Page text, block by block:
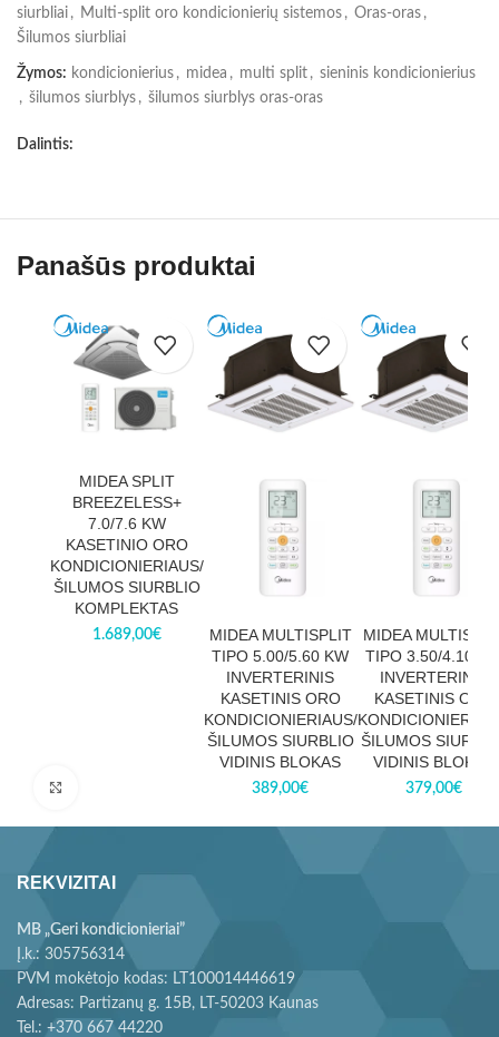
Paspauskite, kad padidintumėte
siurbliai , Multi-split oro kondicionierių sistemos , Oras-oras ,
Šilumos siurbliai
Žymos: kondicionierius , midea , multi split , sieninis kondicionierius
, šilumos siurblys , šilumos siurblys oras-oras
Dalintis:
Panašūs produktai
MIDEA SPLIT
BREEZELESS+
7.0/7.6 KW
KASETINIO ORO
KONDICIONIERIAUS/
ŠILUMOS SIURBLIO
KOMPLEKTAS
1.689,00€
MIDEA MULTISPLIT
TIPO 5.00/5.60 KW
INVERTERINIS
KASETINIS ORO
KONDICIONIERIAUS/
ŠILUMOS SIURBLIO
VIDINIS BLOKAS
389,00€
MIDEA
TIPO 3.50/4.10
INVERTERINIS
KASETINIS ORO
ŠILUMOS
VIDINIS BLOKAS
379,00€
REKVIZITAI
MB „Geri kondicionieriai”
Į.k.: 305756314
PVM mokėtojo kodas: LT100014446619
Adresas: Partizanų g. 15B, LT-50203 Kaunas
Tel.: +370 667 44220